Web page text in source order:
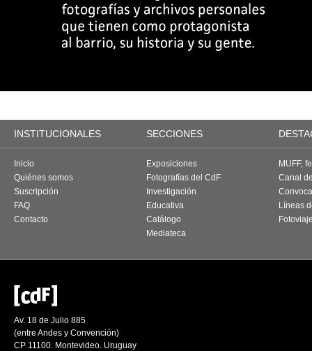
INSTITUCIONALES SECCIONES
Inicio
Quiénes somos
Suscripción
FAQ
Contacto
Exposiciones
Fotografías del CdF
Investigación
Educativa
Catálogo
Mediateca
MUFF,
Canal
Líneas
Av. 18 de Julio 885
(entre Andes y Convención)
CP 11100. Montevideo. Uruguay